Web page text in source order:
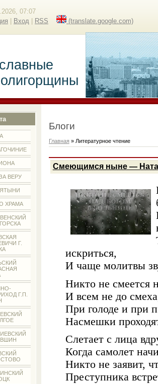
07:07
Вход RSS (translate.google.com)
ВЕРУ
ХРАМА
Г.
Г.П.
Блоги
Главная » Литературное чтение
Смеющимся ныне —
искриться,
И чаще молитвы
Никто не смеется
И всем не до
При голоде и при
Насмешки
Слетает с лица
Когда самолет
Никто не заявит,
Преступника